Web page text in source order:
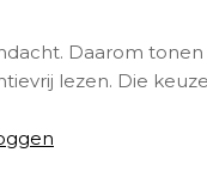
Daarom tonen
lezen. Die